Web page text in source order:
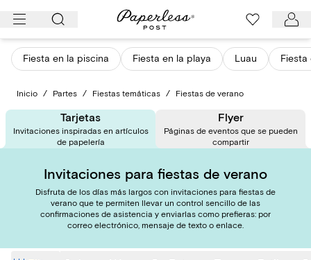
Ir
contenido
Fiesta en la piscina Fiesta en la playa Luau Fiesta
Inicio / Partes / Fiestas temáticas / Fiestas de verano
Tarjetas
Invitaciones inspiradas en artículos
de papelería
Flyer
Páginas de eventos que se pueden
compartir
Invitaciones para fiestas de verano
Disfruta de los días más largos con invitaciones para fiestas de
verano que te permiten llevar un control sencillo de las
confirmaciones de asistencia y enviarlas como prefieras: por
correo electrónico, mensaje de texto o enlace.